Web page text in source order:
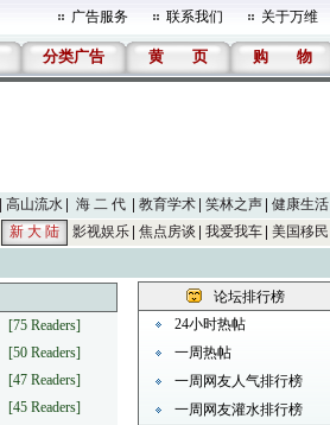
广告服务 联系我们 关于万维
分类广告 黄 页 购 物
高山流水 海 二 代 教育学术 笑林之声 健康生活
新 大 陆 影视娱乐 焦点房谈 我爱我车 美国移民
[75 Readers]
[50 Readers]
[47 Readers]
[45 Readers]
论坛排行榜
24小时热帖
一周热帖
一周网友人气排行榜
一周网友灌水排行榜